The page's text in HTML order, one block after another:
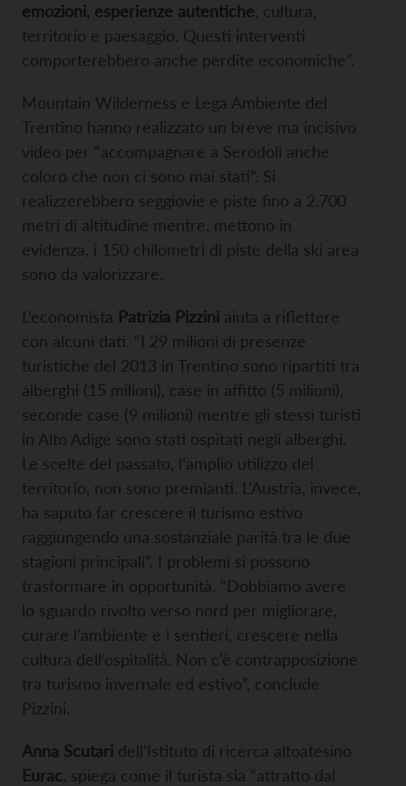
emozioni, esperienze autentiche , cultura,
territorio e paesaggio. Questi interventi
comporterebbero anche perdite economiche”.
Mountain Wilderness e Lega Ambiente del
Trentino hanno realizzato un breve ma incisivo
video per “accompagnare a Serodoli anche
coloro che non ci sono mai stati”. Si
realizzerebbero seggiovie e piste fino a 2.700
metri di altitudine mentre, mettono in
evidenza, i 150 chilometri di piste della ski area
sono da valorizzare.
L’economista Patrizia Pizzini aiuta a riflettere
con alcuni dati. “I 29 milioni di presenze
turistiche del 2013 in Trentino sono ripartiti tra
alberghi (15 milioni), case in affitto (5 milioni),
seconde case (9 milioni) mentre gli stessi turisti
in Alto Adige sono stati ospitati negli alberghi.
Le scelte del passato, l’amplio utilizzo del
territorio, non sono premianti. L’Austria, invece,
ha saputo far crescere il turismo estivo
raggiungendo una sostanziale parità tra le due
stagioni principali”. I problemi si possono
trasformare in opportunità. “Dobbiamo avere
lo sguardo rivolto verso nord per migliorare,
curare l’ambiente e i sentieri, crescere nella
cultura dell’ospitalità. Non c’è contrapposizione
tra turismo invernale ed estivo”, conclude
Pizzini.
Anna Scutari dell’Istituto di ricerca altoatesino
Eurac , spiega come il turista sia “attratto dal